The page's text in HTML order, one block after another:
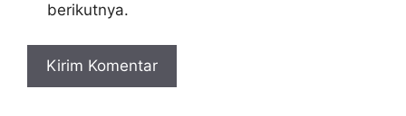
berikutnya.